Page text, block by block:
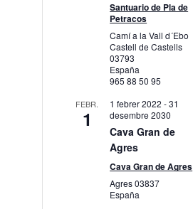
Santuario de Pla de
Petracos
Camí a la Vall d´Ebo
Castell de Castells
03793
España
965 88 50 95
FEBR.
1
1 febrer 2022 -31
desembre 2030
Cava Gran de
Agres
Cava Gran de Agres
Agres03837
España